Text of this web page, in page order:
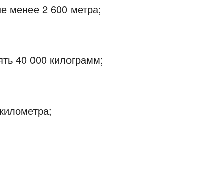
менее 2 600 метра;
40 000 килограмм;